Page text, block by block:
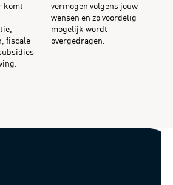
komt
fiscale
vermogen volgens jouw
wensen en zo voordelig
mogelijk wordt
overgedragen.